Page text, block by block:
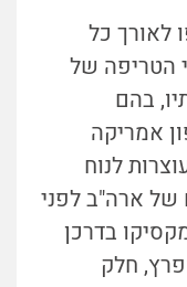
לאורך כל
הטריפה של
בהם
אמריקה
לנוח
של ארה"ב לפני
בדרכן
חלק